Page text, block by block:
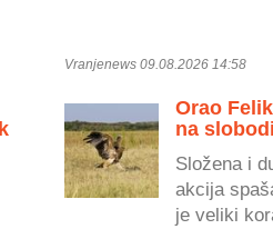
Vranjenews 09.08.2026 14:58
Orao
na
Složena i
akcija
je veliki